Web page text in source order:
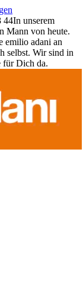
44In unserem
Mann von heute.
emilio adani an
selbst. Wir sind in
für Dich da.